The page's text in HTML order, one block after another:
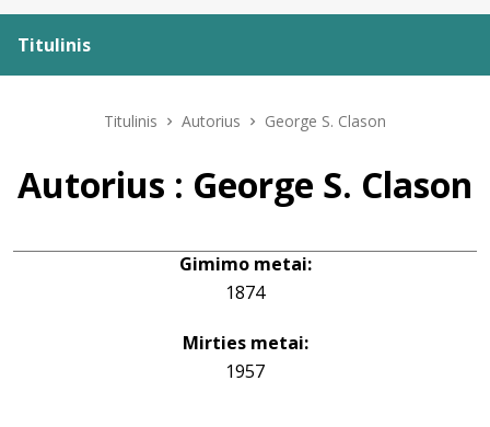
Titulinis
Leidiniai
Titulinis Autorius George S. Clason
Autorius : George S. Clason
Gimimo metai:
1874
Mirties metai:
1957